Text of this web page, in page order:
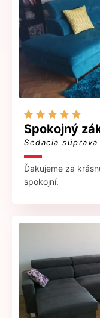
    
Spokojný
Sedacia súprava
Ďakujeme za
spokojní.